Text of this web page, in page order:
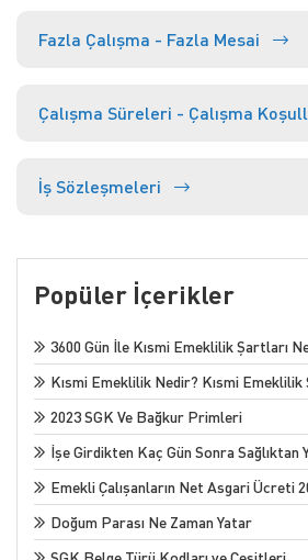
BI SORU SOR
Fazla Çalışma - Fazla Mesai
Çalışma Süreleri - Çalışma
İş Sözleşmeleri
Popüler İçerikler
3600 Gün İle Kısmi Emeklilik Şartları
Kısmi Emeklilik Nedir? Kısmi
2023 SGK Ve Bağkur Primleri
İşe Girdikten Kaç Gün Sonra Sağlıktan
Emekli Çalışanların Net Asgari Ücreti
Doğum Parası Ne Zaman Yatar